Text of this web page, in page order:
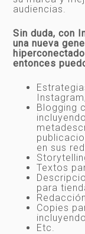
audiencias.
Sin duda, con
una nueva
entonces
Blogging
en sus
Textos
para
Copies
Etc.